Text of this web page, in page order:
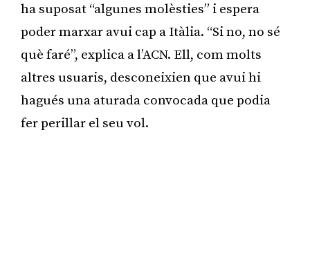
ha suposat “algunes molèsties” i espera
poder marxar avui cap a Itàlia. “Si no, no sé
què faré”, explica a l’ACN. Ell, com molts
altres usuaris, desconeixien que avui hi
hagués una aturada convocada que podia
fer perillar el seu vol.